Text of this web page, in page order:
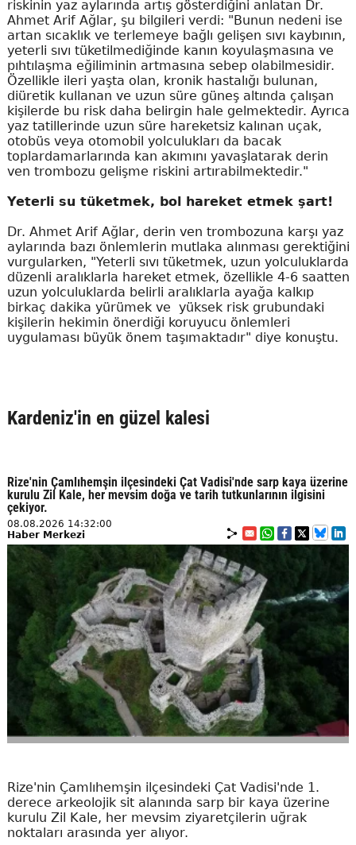
riskinin yaz aylarında artış gösterdiğini anlatan Dr.
Ahmet Arif Ağlar, şu bilgileri verdi: "Bunun nedeni ise
artan sıcaklık ve terlemeye bağlı gelişen sıvı kaybının,
yeterli sıvı tüketilmediğinde kanın koyulaşmasına ve
pıhtılaşma eğiliminin artmasına sebep olabilmesidir.
Özellikle ileri yaşta olan, kronik hastalığı bulunan,
diüretik kullanan ve uzun süre güneş altında çalışan
kişilerde bu risk daha belirgin hale gelmektedir. Ayrıca
yaz tatillerinde uzun süre hareketsiz kalınan uçak,
otobüs veya otomobil yolculukları da bacak
toplardamarlarında kan akımını yavaşlatarak derin
ven trombozu gelişme riskini artırabilmektedir."
Yeterli su tüketmek, bol hareket etmek şart!
Dr. Ahmet Arif Ağlar, derin ven trombozuna karşı yaz
aylarında bazı önlemlerin mutlaka alınması gerektiğini
vurgularken, "Yeterli sıvı tüketmek, uzun yolculuklarda
düzenli aralıklarla hareket etmek, özellikle 4-6 saatten
uzun yolculuklarda belirli aralıklarla ayağa kalkıp
birkaç dakika yürümek ve yüksek risk grubundaki
kişilerin hekimin önerdiği koruyucu önlemleri
uygulaması büyük önem taşımaktadır" diye konuştu.
Kardeniz'in en güzel kalesi
Rize'nin Çamlıhemşin ilçesindeki Çat Vadisi'nde sarp kaya üzerine
kurulu Zil Kale, her mevsim doğa ve tarih tutkunlarının ilgisini
çekiyor.
08.08.2026 14:32:00
Haber Merkezi
Rize'nin Çamlıhemşin ilçesindeki Çat Vadisi'nde 1.
derece arkeolojik sit alanında sarp bir kaya üzerine
kurulu Zil Kale, her mevsim ziyaretçilerin uğrak
noktaları arasında yer alıyor.